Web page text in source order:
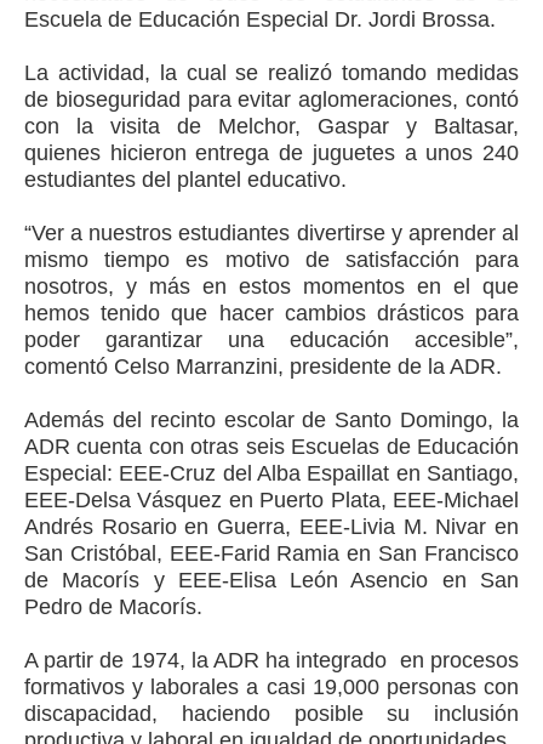
Escuela de Educación Especial Dr. Jordi Brossa.
La actividad, la cual se realizó tomando medidas
de bioseguridad para evitar aglomeraciones, contó
con la visita de Melchor, Gaspar y Baltasar,
quienes hicieron entrega de juguetes a unos 240
estudiantes del plantel educativo.
“Ver a nuestros estudiantes divertirse y aprender al
mismo tiempo es motivo de satisfacción para
nosotros, y más en estos momentos en el que
hemos tenido que hacer cambios drásticos para
poder garantizar una educación accesible”,
comentó Celso Marranzini, presidente de la ADR.
Además del recinto escolar de Santo Domingo, la
ADR cuenta con otras seis Escuelas de Educación
Especial: EEE-Cruz del Alba Espaillat en Santiago,
EEE-Delsa Vásquez en Puerto Plata, EEE-Michael
Andrés Rosario en Guerra, EEE-Livia M. Nivar en
San Cristóbal, EEE-Farid Ramia en San Francisco
de Macorís y EEE-Elisa León Asencio en San
Pedro de Macorís.
A partir de 1974, la ADR ha integrado en procesos
formativos y laborales a casi 19,000 personas con
discapacidad, haciendo posible su inclusión